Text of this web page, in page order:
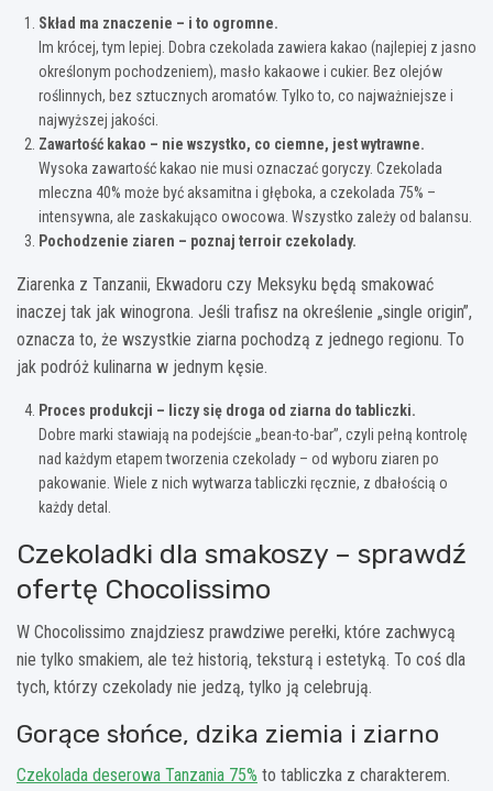
Skład ma znaczenie – i to ogromne.
Im krócej, tym lepiej. Dobra czekolada zawiera kakao (najlepiej z jasno
określonym pochodzeniem), masło kakaowe i cukier. Bez olejów
roślinnych, bez sztucznych aromatów. Tylko to, co najważniejsze i
najwyższej jakości.
Zawartość kakao – nie wszystko, co ciemne, jest wytrawne.
Wysoka zawartość kakao nie musi oznaczać goryczy. Czekolada
mleczna 40% może być aksamitna i głęboka, a czekolada 75% –
intensywna, ale zaskakująco owocowa. Wszystko zależy od balansu.
Pochodzenie ziaren – poznaj terroir czekolady.
Ziarenka z Tanzanii, Ekwadoru czy Meksyku będą smakować
inaczej tak jak winogrona. Jeśli trafisz na określenie „single origin”,
oznacza to, że wszystkie ziarna pochodzą z jednego regionu. To
jak podróż kulinarna w jednym kęsie.
Proces produkcji – liczy się droga od ziarna do tabliczki.
Dobre marki stawiają na podejście „bean-to-bar”, czyli pełną kontrolę
nad każdym etapem tworzenia czekolady – od wyboru ziaren po
pakowanie. Wiele z nich wytwarza tabliczki ręcznie, z dbałością o
każdy detal.
Czekoladki dla smakoszy – sprawdź
ofertę Chocolissimo
W Chocolissimo znajdziesz prawdziwe perełki, które zachwycą
nie tylko smakiem, ale też historią, teksturą i estetyką. To coś dla
tych, którzy czekolady nie jedzą, tylko ją celebrują.
Gorące słońce, dzika ziemia i ziarno
Czekolada deserowa Tanzania 75% to tabliczka z charakterem.